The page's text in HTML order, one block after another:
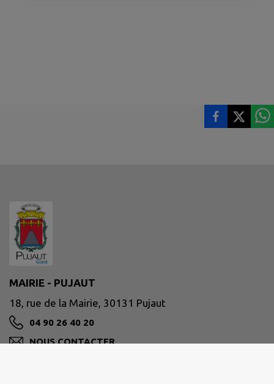
MAIRIE - PUJAUT
18, rue de la Mairie, 30131 Pujaut
04 90 26 40 20
NOUS CONTACTER